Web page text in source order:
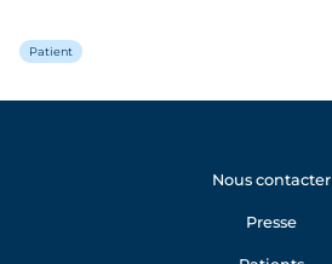
Patient
Nous contacter
Presse